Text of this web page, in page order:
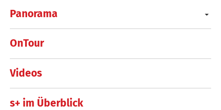
Panorama
OnTour
Videos
s+ im Überblick